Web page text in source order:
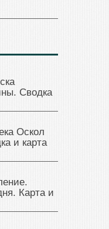
Сводка
Оскол
и карта
Карта и